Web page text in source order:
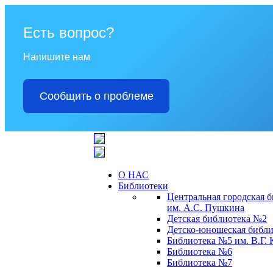
Есть вопрос?
Напишите нам
Сообщить о проблеме
О НАС
Библиотеки
Центральная городская
им. А.С. Пушкина
Детская библиотека №2
Детско-юношеская
Библиотека №5 им. В.Г.
Библиотека №6
Библиотека №7